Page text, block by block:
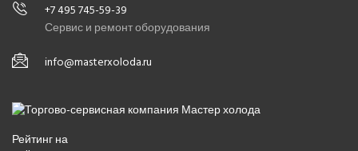
+7 495 745-59-39
Сервис и ремонт оборудования
info@masterxoloda.ru
Рейтинг на